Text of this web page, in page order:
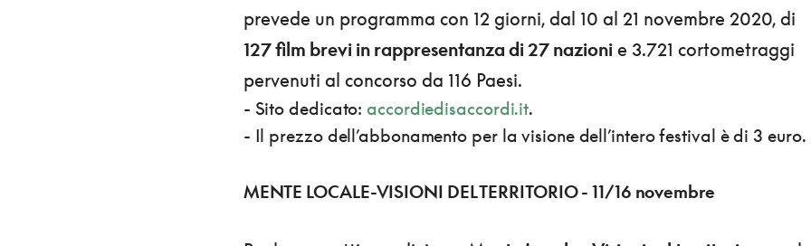
prevede un programma con 12 giorni, dal 10 al 21 novembre 2020, di
127 film brevi in rappresentanza di 27 nazionie 3.721 cortometraggi
pervenuti al concorso da 116 Paesi.
- Sito dedicato:accordiedisaccordi.it.
- Il prezzo dell’abbonamento per la visione dell’intero festival è di 3 euro.
MENTE LOCALE-VISIONI DEL TERRITORIO - 11/16 novembre